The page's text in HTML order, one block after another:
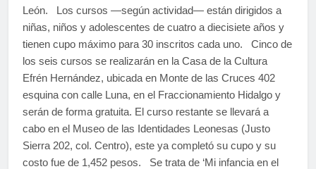
León. Los cursos —según actividad— están dirigidos a
niñas, niños y adolescentes de cuatro a diecisiete años y
tienen cupo máximo para 30 inscritos cada uno. Cinco de
los seis cursos se realizarán en la Casa de la Cultura
Efrén Hernández, ubicada en Monte de las Cruces 402
esquina con calle Luna, en el Fraccionamiento Hidalgo y
serán de forma gratuita. El curso restante se llevará a
cabo en el Museo de las Identidades Leonesas (Justo
Sierra 202, col. Centro), este ya completó su cupo y su
costo fue de 1,452 pesos. Se trata de ‘Mi infancia en el